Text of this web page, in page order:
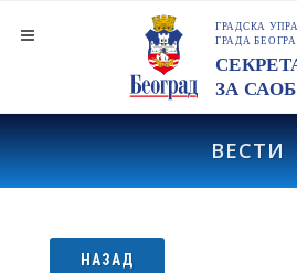
ВЕСТИ
НАЗАД